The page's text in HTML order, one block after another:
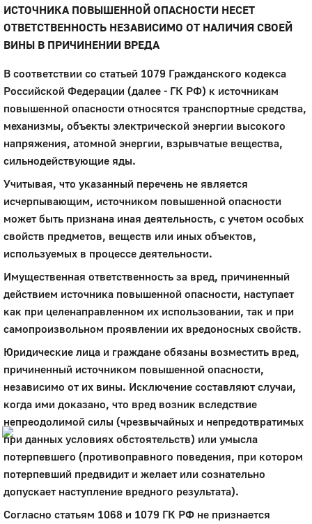
Город
Глазов
Официальный портал
муниципального
История
Настоящее
Стратегия
Гостям
Жителям
ИСТОЧНИКА ПОВЫШЕННОЙ ОПАСНОСТИ НЕСЕТ
ОТВЕТСТВЕННОСТЬ НЕЗАВИСИМО ОТ НАЛИЧИЯ СВОЕЙ
ВИНЫ В ПРИЧИНЕНИИ ВРЕДА
В соответствии со статьей 1079 Гражданского кодекса
Российской Федерации (далее - ГК РФ) к источникам
повышенной опасности относятся транспортные средства,
механизмы, объекты электрической энергии высокого
напряжения, атомной энергии, взрывчатые вещества,
сильнодействующие яды.
Учитывая, что указанный перечень не является
исчерпывающим, источником повышенной опасности
может быть признана иная деятельность, с учетом особых
свойств предметов, веществ или иных объектов,
используемых в процессе деятельности.
Имущественная ответственность за вред, причиненный
действием источника повышенной опасности, наступает
как при целенаправленном их использовании, так и при
самопроизвольном проявлении их вредоносных свойств.
Юридические лица и граждане обязаны возместить вред,
причиненный источником повышенной опасности,
независимо от их вины. Исключение составляют случаи,
когда ими доказано, что вред возник вследствие
непреодолимой силы (чрезвычайных и непредотвратимых
при данных условиях обстоятельств) или умысла
потерпевшего (противоправного поведения, при котором
потерпевший предвидит и желает или сознательно
допускает наступление вредного результата).
Согласно статьям 1068 и 1079 ГК РФ не признается